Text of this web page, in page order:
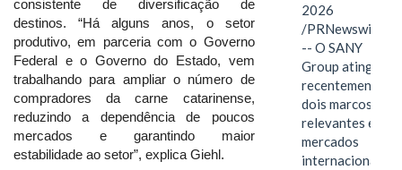
consistente de diversificação de
destinos. “Há alguns anos, o setor
produtivo, em parceria com o Governo
Federal e o Governo do Estado, vem
trabalhando para ampliar o número de
compradores da carne catarinense,
reduzindo a dependência de poucos
mercados e garantindo maior
estabilidade ao setor”, explica Giehl.
2026
/PRNewswire/
-- O SANY
Group atingiu
recentemente
dois marcos
relevantes em
mercados
internacionais,